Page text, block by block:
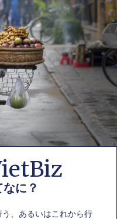
に？
、あるいはこれから行